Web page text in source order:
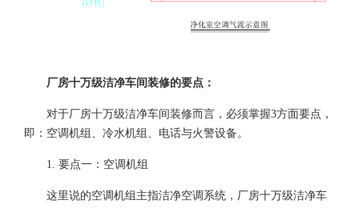
厂房十万级洁净车间装修的要点：
对于厂房十万级洁净车间装修而言，必须掌握3方面要点，
即：空调机组、冷水机组、电话与火警设备。
1. 要点一：空调机组
这里说的空调机组主指洁净空调系统，厂房十万级洁净车